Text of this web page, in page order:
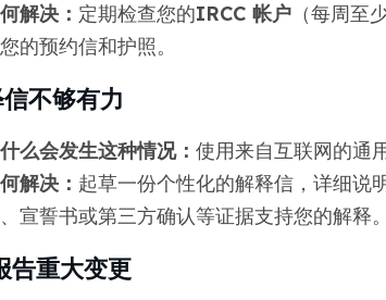
解决： 定期检查您的IRCC 帐户（每周至
的预约信和护照。
不够有力
么会发生这种情况： 使用来自互联网的通
解决： 起草一份个性化的解释信，详细说
宣誓书或第三方确认等证据支持您的解释。
告重大变更